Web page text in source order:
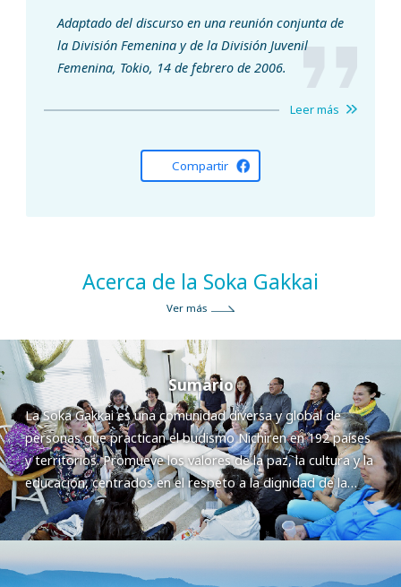
Adaptado del discurso en una reunión conjunta de
la División Femenina y de la División Juvenil
Femenina, Tokio, 14 de febrero de 2006.
Leer más
Compartir
Acerca de la Soka Gakkai
Ver más
Sumario
La Soka Gakkai es una comunidad diversa y global de
personas que practican el budismo Nichiren en 192 países
y territorios. Promueve los valores de la paz, la cultura y la
educación, centrados en el respeto a la dignidad de la
vida.